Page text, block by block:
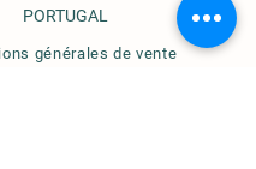
PORTUGAL
générales de vente